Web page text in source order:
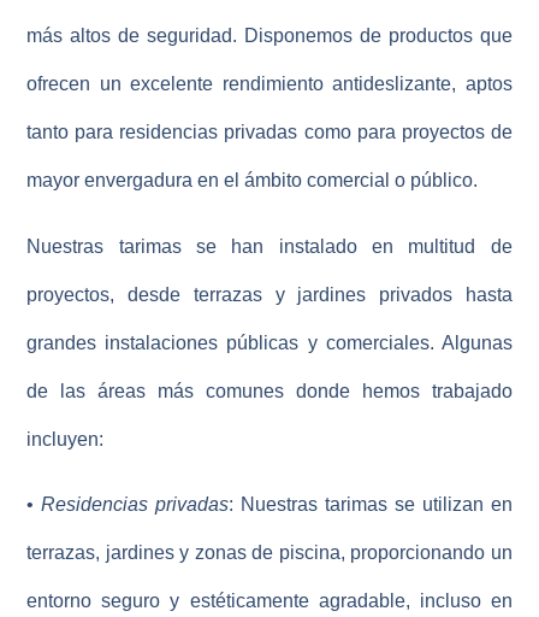
más altos de seguridad. Disponemos de productos que
ofrecen un excelente rendimiento antideslizante, aptos
tanto para residencias privadas como para proyectos de
mayor envergadura en el ámbito comercial o público.
Nuestras tarimas se han instalado en multitud de
proyectos, desde terrazas y jardines privados hasta
grandes instalaciones públicas y comerciales. Algunas
de las áreas más comunes donde hemos trabajado
incluyen:
•Residencias privadas: Nuestras tarimas se utilizan en
terrazas, jardines y zonas de piscina, proporcionando un
entorno seguro y estéticamente agradable, incluso en